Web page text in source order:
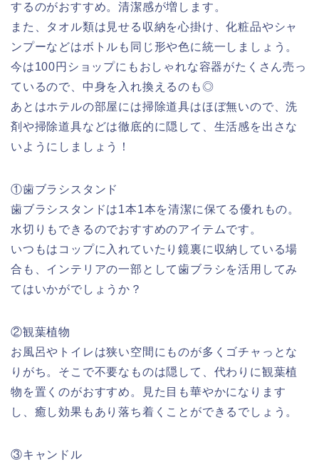
するのがおすすめ。清潔感が増します。
また、タオル類は見せる収納を心掛け、化粧品やシャ
ンプーなどはボトルも同じ形や色に統一しましょう。
今は100円ショップにもおしゃれな容器がたくさん売っ
ているので、中身を入れ換えるのも◎
あとはホテルの部屋には掃除道具はほぼ無いので、洗
剤や掃除道具などは徹底的に隠して、生活感を出さな
いようにしましょう！
①歯ブラシスタンド
歯ブラシスタンドは1本1本を清潔に保てる優れもの。
水切りもできるのでおすすめのアイテムです。
いつもはコップに入れていたり鏡裏に収納している場
合も、インテリアの一部として歯ブラシを活用してみ
てはいかがでしょうか？
②観葉植物
お風呂やトイレは狭い空間にものが多くゴチャっとな
りがち。そこで不要なものは隠して、代わりに観葉植
物を置くのがおすすめ。見た目も華やかになります
し、癒し効果もあり落ち着くことができるでしょう。
③キャンドル